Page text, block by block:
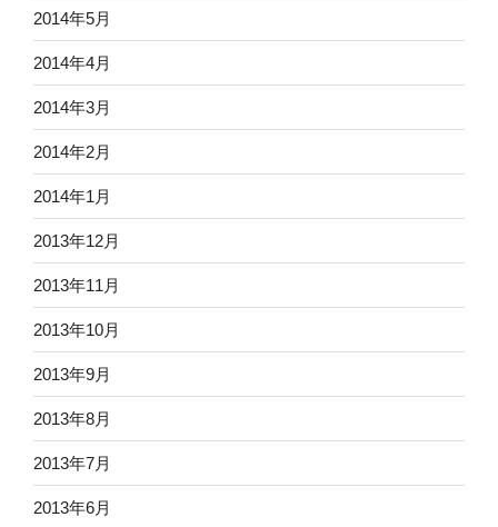
2014年5月
2014年4月
2014年3月
2014年2月
2014年1月
2013年12月
2013年11月
2013年10月
2013年9月
2013年8月
2013年7月
2013年6月